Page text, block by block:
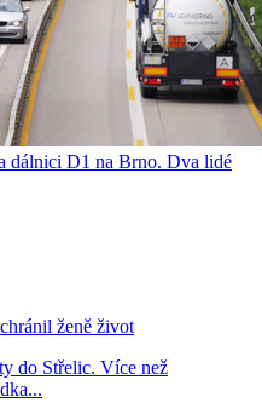
dálnici D1 na Brno. Dva lidé
ženě život
do Střelic. Více než